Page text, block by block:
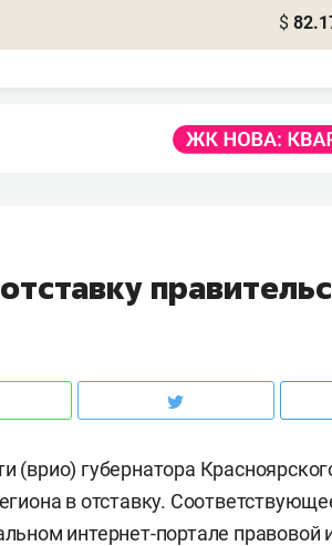
$
губернатора
в отставку.
интернет-портале правовой